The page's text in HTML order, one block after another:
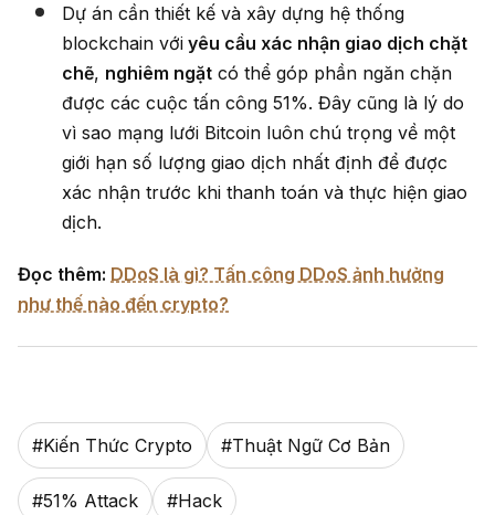
Dự án cần thiết kế và xây dựng hệ thống
blockchain với yêu cầu xác nhận giao dịch chặt
chẽ, nghiêm ngặt có thể góp phần ngăn chặn
được các cuộc tấn công 51%. Đây cũng là lý do
vì sao mạng lưới Bitcoin luôn chú trọng về một
giới hạn số lượng giao dịch nhất định để được
xác nhận trước khi thanh toán và thực hiện giao
dịch.
Đọc thêm: DDoS là gì? Tấn công DDoS ảnh hưởng
như thế nào đến crypto?
#Kiến Thức Crypto #Thuật Ngữ Cơ Bản
#51% Attack #Hack